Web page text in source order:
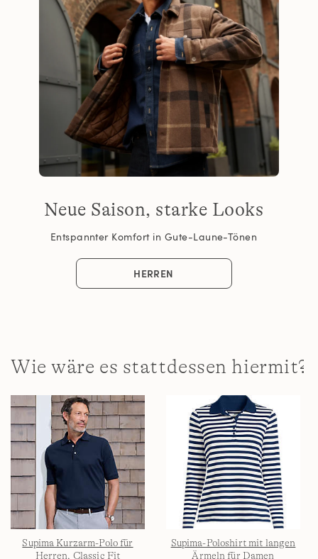
Neue Saison, starke Looks
Entspannter Komfort in Gute-Laune-Tönen
HERREN
Wie wäre es stattdessen hiermit?
Supima Kurzarm-Polo für
Herren, Classic Fit
Supima-Poloshirt mit langen
Ärmeln für Damen